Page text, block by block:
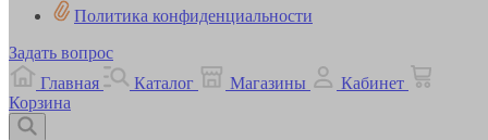
Политика конфиденциальности
Задать вопрос
Главная
Каталог Магазины
Кабинет
Корзина